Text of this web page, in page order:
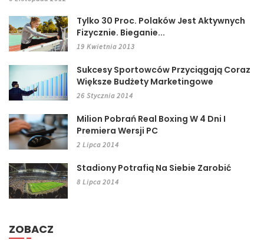
Tylko 30 Proc. Polaków Jest Aktywnych
Fizycznie. Bieganie...
19 Kwietnia 2013
Sukcesy Sportowców Przyciągają Coraz
Większe Budżety Marketingowe
26 Stycznia 2014
Milion Pobrań Real Boxing W 4 Dni I
Premiera Wersji PC
2 Lipca 2014
Stadiony Potrafią Na Siebie Zarobić
8 Lipca 2014
ZOBACZ